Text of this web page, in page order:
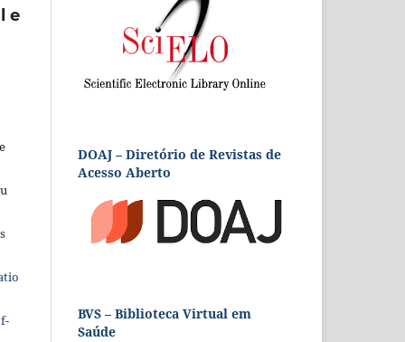
e
DOAJ – Diretório de Revistas de
Acesso Aberto
BVS – Biblioteca Virtual em
Saúde